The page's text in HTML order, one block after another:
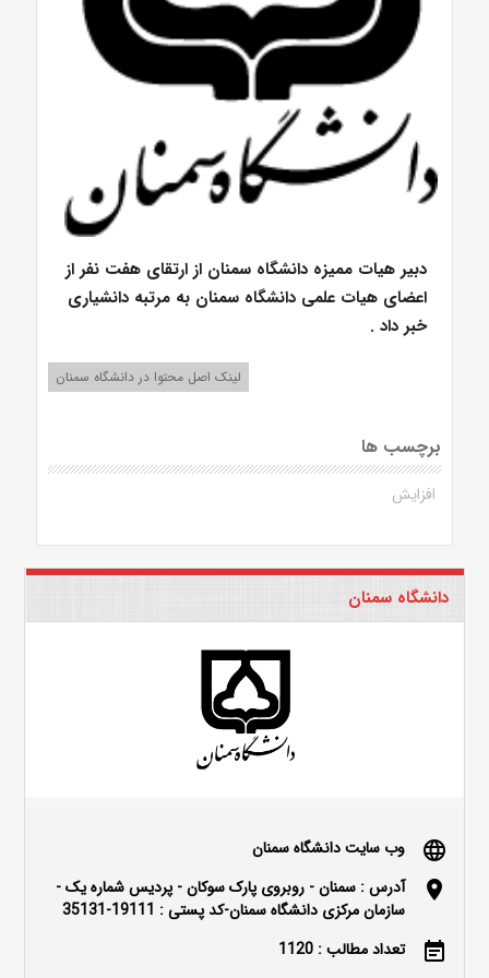
دبیر هیات ممیزه دانشگاه سمنان از ارتقای هفت نفر از
اعضای هیات علمی دانشگاه سمنان به مرتبه دانشیاری
خبر داد .
لینک اصل محتوا در دانشگاه سمنان
برچسب ها
افزایش
دانشگاه سمنان
language وب سایت دانشگاه سمنان
location_on
آدرس : سمنان - روبروی پارک سوکان - پردیس شماره یک -
سازمان مرکزی دانشگاه سمنان-کد پستی : 19111-35131
event_note تعداد مطالب : 1120